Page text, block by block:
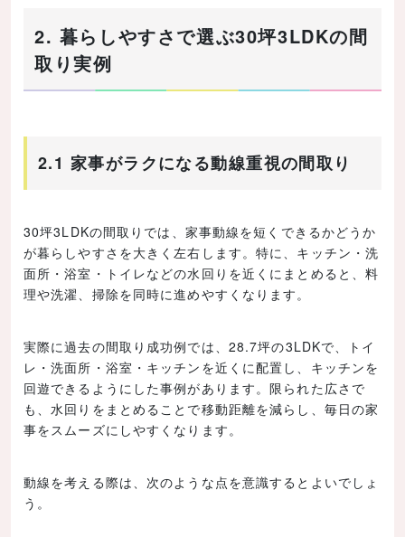
2. 暮らしやすさで選ぶ30坪3LDKの間
取り実例
2.1 家事がラクになる動線重視の間取り
30坪3LDKの間取りでは、家事動線を短くできるかどうか
が暮らしやすさを大きく左右します。特に、キッチン・洗
面所・浴室・トイレなどの水回りを近くにまとめると、料
理や洗濯、掃除を同時に進めやすくなります。
実際に過去の間取り成功例では、28.7坪の3LDKで、トイ
レ・洗面所・浴室・キッチンを近くに配置し、キッチンを
回遊できるようにした事例があります。限られた広さで
も、水回りをまとめることで移動距離を減らし、毎日の家
事をスムーズにしやすくなります。
動線を考える際は、次のような点を意識するとよいでしょ
う。